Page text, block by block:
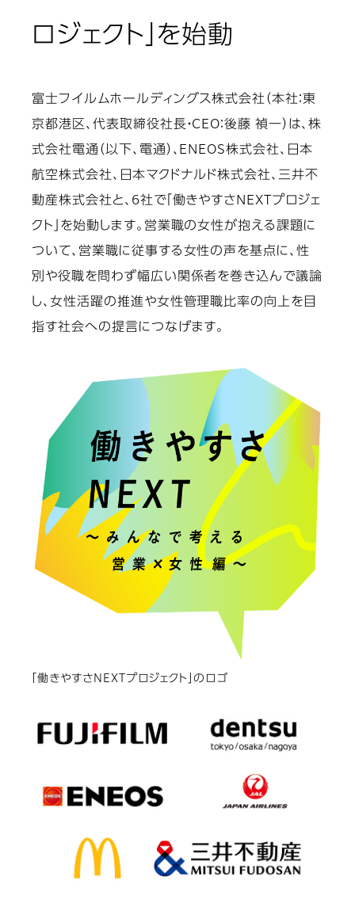
ロジェクト」を始動
富士フイルムホールディングス株式会社（本社：東
京都港区、代表取締役社長・CEO：後藤 禎一）は、株
式会社電通（以下、電通）、ENEOS株式会社、日本
航空株式会社、日本マクドナルド株式会社、三井不
動産株式会社と、6社で「働きやすさNEXTプロジェ
クト」を始動します。営業職の女性が抱える課題に
ついて、営業職に従事する女性の声を基点に、性
別や役職を問わず幅広い関係者を巻き込んで議論
し、女性活躍の推進や女性管理職比率の向上を目
指す社会への提言につなげます。
「働きやすさNEXTプロジェクト」のロゴ